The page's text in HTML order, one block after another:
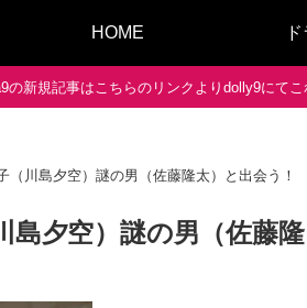
HOME
新規記事はこちらのリンクよりdolly9にてこ
（川島夕空）謎の男（佐藤隆太）と出会う！
島夕空）謎の男（佐藤隆